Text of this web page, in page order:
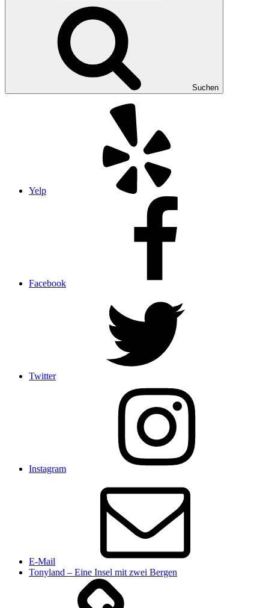
Suchen
Yelp
Facebook
Twitter
Instagram
E-Mail
Tonyland – Eine Insel mit zwei Bergen